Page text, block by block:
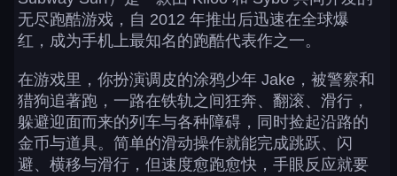
无尽跑酷游戏，自 2012 年推出后迅速在全球爆
红，成为手机上最知名的跑酷代表作之一。
在游戏里，你扮演调皮的涂鸦少年 Jake，被警察和
猎狗追著跑，一路在铁轨之间狂奔、翻滚、滑行，
躲避迎面而来的列车与各种障碍，同时捡起沿路的
金币与道具。简单的滑动操作就能完成跳跃、闪
避、横移与滑行，但速度愈跑愈快，手眼反应就要